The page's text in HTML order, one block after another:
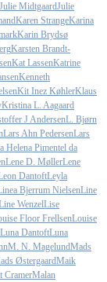
Julie MidtgaardJulie
Karen StrangeKarina
Karin Brydsø
Karsten Brandt-
Kat LassenKatrine
Kenneth
Kit Inez KøhlerKlaus
Kristina L. Aagaard
J AndersenL. Bjørn
Lars Ahn PedersenLars
Helena Pimentel da
Lene D. MøllerLene
DantoftLeyla
Bjerrum NielsenLine
WenzelLise
Floor FrellsenLouise
Luna DantoftLuna
M. N. MagelundMads
ØstergaardMaik
CramerMalan